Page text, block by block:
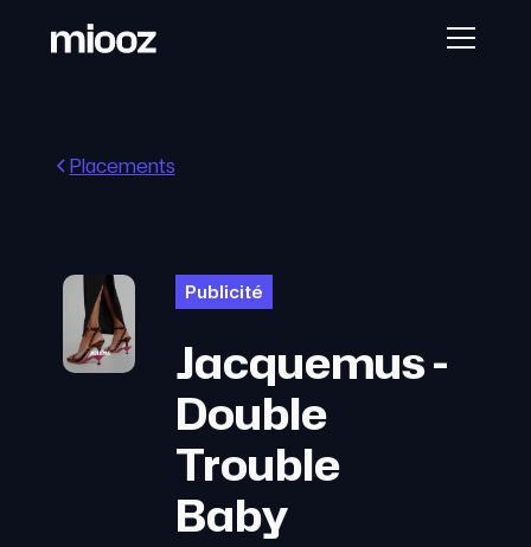
Placements
Publicité
Jacquemus -
Double
Trouble
Baby